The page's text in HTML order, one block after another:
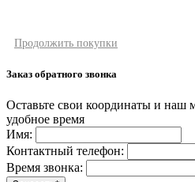
Продолжить покупки
Заказ обратного звонка
Оставьте свои координаты и наш
удобное время
Имя:
Контактный телефон:
Время звонка: